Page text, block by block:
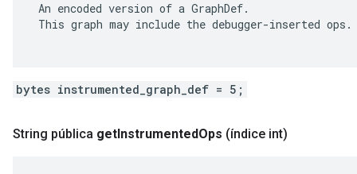
An encoded version of a GraphDef.
This graph may include the debugger-inserted ops.
bytes instrumented_graph_def = 5;
String pública getInstrumentedOps (índice int)